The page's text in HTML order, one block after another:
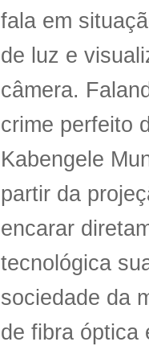
fala em
de luz e
câmera.
crime perfeito
Kabengele
partir da
encarar
tecnológica
sociedade da
de fibra óptica